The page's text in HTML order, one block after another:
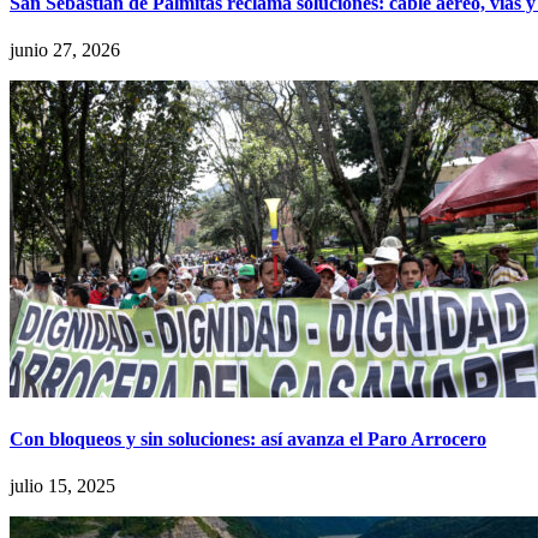
junio 27, 2026
Con bloqueos y sin soluciones: así avanza el Paro Arrocero
julio 15, 2025